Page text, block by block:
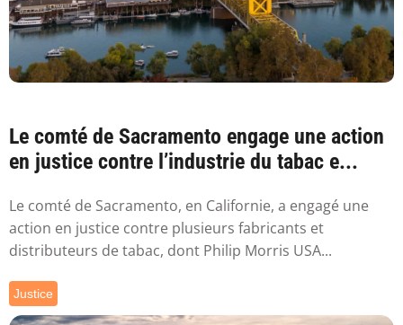
Le comté de Sacramento engage une action
en justice contre l’industrie du tabac e...
Le comté de Sacramento, en Californie, a engagé une
action en justice contre plusieurs fabricants et
distributeurs de tabac, dont Philip Morris USA...
Justice